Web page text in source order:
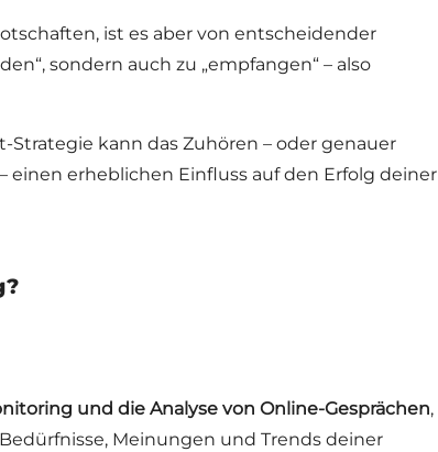
ist es aber von entscheidender
sondern auch zu „empfangen“ – also
kann das Zuhören – oder genauer
– einen erheblichen Einfluss auf den Erfolg deiner
und die Analyse von Online-Gesprächen,
Meinungen und Trends deiner